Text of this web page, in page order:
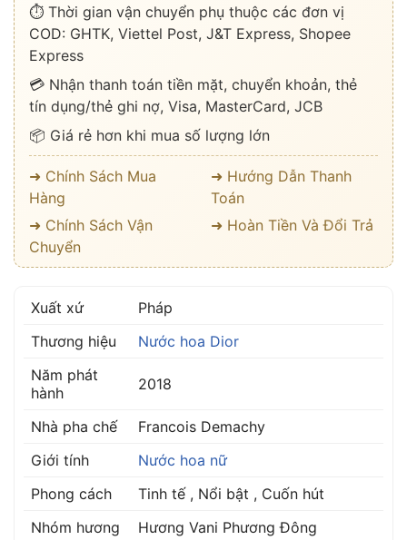
⏱️ Thời gian vận chuyển phụ thuộc các đơn vị
COD: GHTK, Viettel Post, J&T Express, Shopee
Express
💳 Nhận thanh toán tiền mặt, chuyển khoản, thẻ
tín dụng/thẻ ghi nợ, Visa, MasterCard, JCB
📦 Giá rẻ hơn khi mua số lượng lớn
➜ Chính Sách Mua
Hàng
➜ Hướng Dẫn Thanh
Toán
➜ Chính Sách Vận
Chuyển
➜ Hoàn Tiền Và Đổi Trả
Xuất xứ
Pháp
Thương hiệu
Nước hoa Dior
Năm phát
hành
2018
Nhà pha chế
Francois Demachy
Giới tính
Nước hoa nữ
Phong cách
Tinh tế , Nổi bật , Cuốn hút
Nhóm hương
Hương Vani Phương Đông